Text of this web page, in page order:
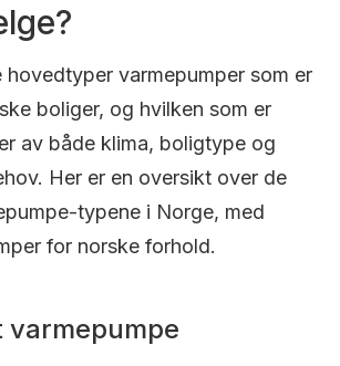
hovedtyper varmepumper som er
boliger, og hvilken som er
av både klima, boligtype og
Her er en oversikt over de
typene i Norge, med
for norske forhold.